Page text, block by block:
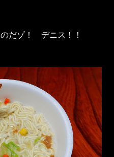
のだゾ！ デニス！！